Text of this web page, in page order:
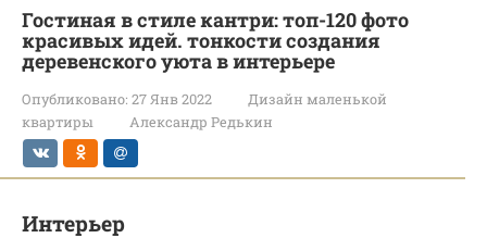
Гостиная в стиле кантри: топ-120 фото
красивых идей. тонкости создания
деревенского уюта в интерьере
Опубликовано: 27 Янв 2022
Дизайн маленькой
квартиры
Александр Редькин
Интерьер